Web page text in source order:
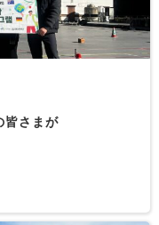
皆さまが